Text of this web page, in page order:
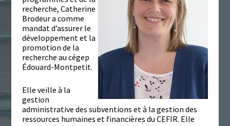
recherche, Catherine
Brodeur a comme
mandat d’assurer le
développement et la
promotion de la
recherche au cégep
Édouard-Montpetit.
Elle veille à la
gestion
administrative des subventions et à la gestion des
ressources humaines et financières du CEFIR. Elle